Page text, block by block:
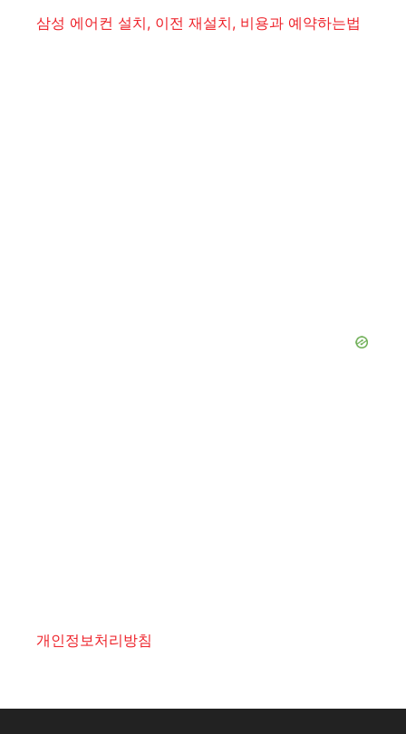
삼성 에어컨 설치, 이전 재설치, 비용과 예약하는법
개인정보처리방침